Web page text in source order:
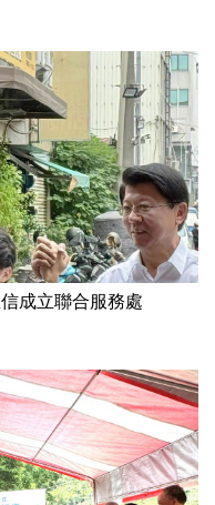
成立聯合服務處